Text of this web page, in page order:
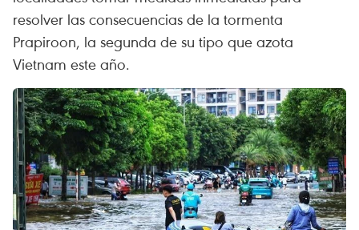
resolver las consecuencias de la tormenta
Prapiroon, la segunda de su tipo que azota
Vietnam este año.